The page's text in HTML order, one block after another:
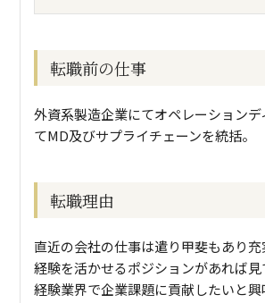
転職前の仕事
外資系製造企業にてオペレーションデ
てMD及びサプライチェーンを統括。
転職理由
直近の会社の仕事は遣り甲斐もあり充
経験を活かせるポジションがあれば
経験業界で企業課題に貢献したいと興